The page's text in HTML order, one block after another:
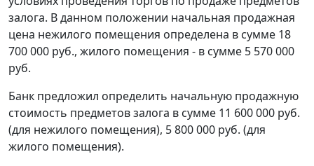
залога. В данном положении начальная продажная
цена нежилого помещения определена в сумме 18
700 000 руб., жилого помещения - в сумме 5 570 000
руб.
Банк предложил определить начальную продажную
стоимость предметов залога в сумме 11 600 000 руб.
(для нежилого помещения), 5 800 000 руб. (для
жилого помещения).